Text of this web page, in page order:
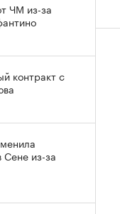
ЧМ из-за
контракт с
Сене из-за